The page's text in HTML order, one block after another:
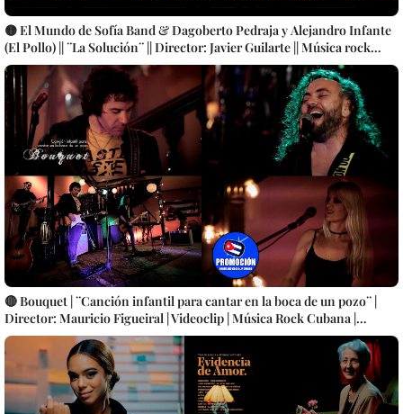
🟡 El Mundo de Sofía Band & Dagoberto Pedraja y Alejandro Infante
(El Pollo) || ¨La Solución¨ || Director: Javier Guilarte || Música rock
cubana || Videoclip || CUBA
🔴 Bouquet | ¨Canción infantil para cantar en la boca de un pozo¨ |
Director: Mauricio Figueiral | Videoclip | Música Rock Cubana |
Artistas Cubanos | Canción | CUBA